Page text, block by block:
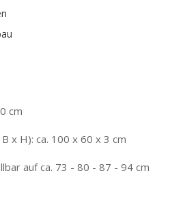
cm
x H): ca. 100 x 60 x 3 cm
auf ca. 73 - 80 - 87 - 94 cm